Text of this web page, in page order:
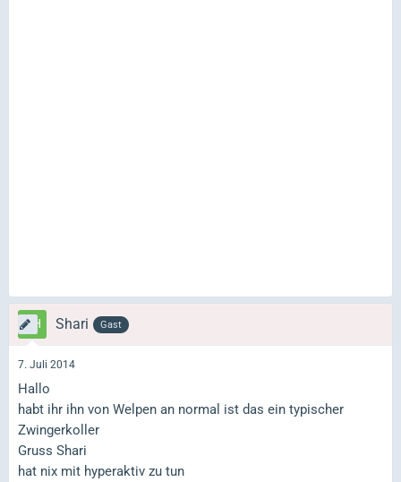
Shari Gast
7. Juli 2014
Hallo
habt ihr ihn von Welpen an normal ist das ein typischer
Zwingerkoller
Gruss Shari
hat nix mit hyperaktiv zu tun